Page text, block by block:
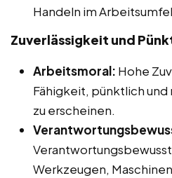
Handeln im
Zuverlässigkeit und
Arbeitsmoral: Hohe
Fähigkeit, pünktlich
zu erscheinen.
Werkzeugen,